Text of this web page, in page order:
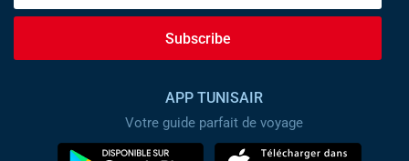
Subscribe
APP TUNISAIR
Votre guide parfait de voyage